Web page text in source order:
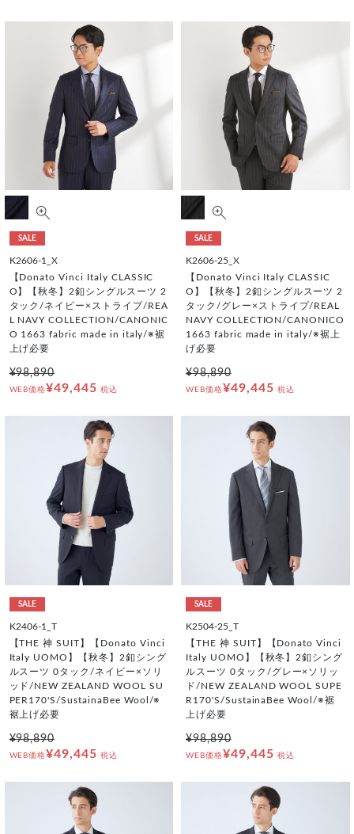
SALE
K2606-1_X
【Donato Vinci Italy CLASSIC
O】【秋冬】2釦シングルスーツ 2
タック/ネイビー×ストライプ/REA
L NAVY COLLECTION/CANONIC
O 1663 fabric made in italy/※裾
上げ必要
¥98,890
WEB価格¥49,445 税込
SALE
K2606-25_X
【Donato Vinci Italy CLASSIC
O】【秋冬】2釦シングルスーツ 2
タック/グレー×ストライプ/REAL
NAVY COLLECTION/CANONICO
1663 fabric made in italy/※裾上
げ必要
¥98,890
WEB価格¥49,445 税込
SALE
K2406-1_T
【THE 神 SUIT】【Donato Vinci
Italy UOMO】【秋冬】2釦シング
ルスーツ 0タック/ネイビー×ソリ
ッド/NEW ZEALAND WOOL SU
PER170'S/SustainaBee Wool/※
裾上げ必要
¥98,890
WEB価格¥49,445 税込
SALE
K2504-25_T
【THE 神 SUIT】【Donato Vinci
Italy UOMO】【秋冬】2釦シング
ルスーツ 0タック/グレー×ソリッ
ド/NEW ZEALAND WOOL SUPE
R170'S/SustainaBee Wool/※裾
上げ必要
¥98,890
WEB価格¥49,445 税込